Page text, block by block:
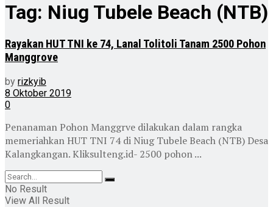
Tag: Niug Tubele Beach (NTB)
Rayakan HUT TNI ke 74, Lanal Tolitoli Tanam 2500 Pohon
Manggrove
by rizkyib
8 Oktober 2019
0
Penanaman Pohon Manggrve dilakukan dalam rangka
memeriahkan HUT TNI 74 di Niug Tubele Beach (NTB) Desa
Kalangkangan. Kliksulteng.id- 2500 pohon ...
No Result
View All Result